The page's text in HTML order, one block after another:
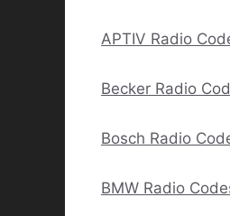
APTIV Radio
Becker Radio
Bosch Radio
BMW Radio